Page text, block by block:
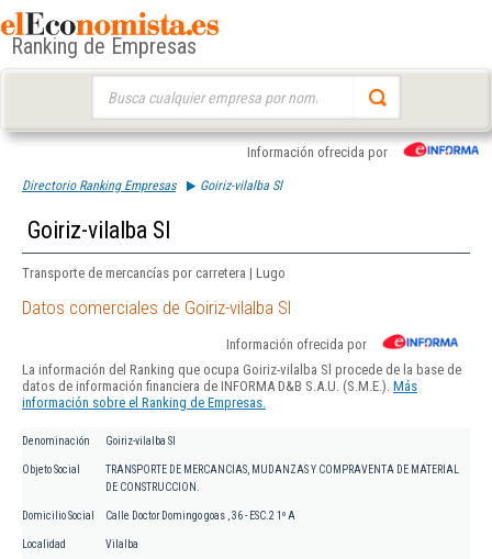
Ranking de Empresas
Información ofrecida por
Directorio Ranking Empresas Goiriz-vilalba Sl
Goiriz-vilalba Sl
Transporte de mercancías por carretera | Lugo
Datos comerciales de Goiriz-vilalba Sl
Información ofrecida por
La información del Ranking que ocupa Goiriz-vilalba Sl procede de la base de
datos de información financiera de INFORMA D&B S.A.U. (S.M.E.). Más
información sobre el Ranking de Empresas.
Denominación Goiriz-vilalba Sl
Objeto Social
TRANSPORTE DE MERCANCIAS, MUDANZAS Y COMPRAVENTA DE MATERIAL
DE CONSTRUCCION.
Domicilio Social Calle Doctor Domingo goas , 36 - ESC.2 1º A
Localidad Vilalba